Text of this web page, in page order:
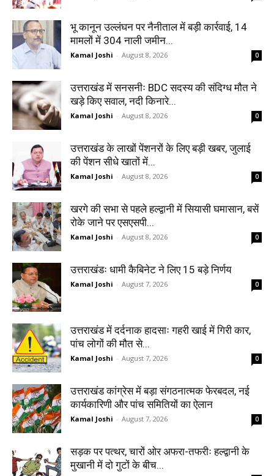
भू कानून उल्लंघन पर नैनीताल में बड़ी कार्रवाई, 14
मामलों में 304 नाली जमीन...
Kamal Joshi - August 8, 2026 0
उत्तराखंड में सनसनीः BDC सदस्य की संदिग्ध मौत ने
खड़े किए सवाल, नदी किनारे...
Kamal Joshi - August 8, 2026 0
उत्तराखंड के लाखों पेंशनरों के लिए बड़ी खबर, जुलाई
की पेंशन सीधे खातों में...
Kamal Joshi - August 8, 2026 0
खरगे की सभा से पहले हल्द्वानी में सियासी घमासान, बसें
रोके जाने पर एसएसपी...
Kamal Joshi - August 8, 2026 0
उत्तराखंडः धामी कैबिनेट ने लिए 15 बड़े निर्णय
Kamal Joshi - August 7, 2026 0
उत्तराखंड में दर्दनाक हादसाः गहरी खाई में गिरी कार,
पांच लोगों की मौत से...
Kamal Joshi - August 7, 2026 0
उत्तराखंड कांग्रेस में बड़ा संगठनात्मक फेरबदल, नई
कार्यकारिणी और पांच समितियों का ऐलान
Kamal Joshi - August 7, 2026 0
सड़क पर पत्थर, चारों ओर अफरा-तफरीः हल्द्वानी के
मुखानी में दो गुटों के बीच...